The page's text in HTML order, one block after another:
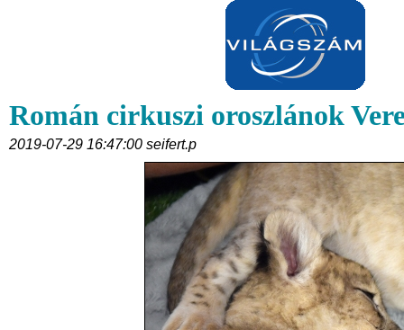
Román cirkuszi oroszlánok
2019-07-29 16:47:00 seifert.p